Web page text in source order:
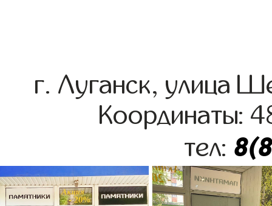
г. Луганск, улица
Координаты:
тел: